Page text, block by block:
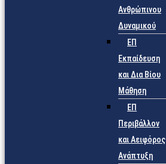
Ανθρώπινου
Δυναμικού
ΕΠ
Εκπαίδευση
και Δια Βίου
Μάθηση
ΕΠ
Περιβάλλον
και Αειφόρος
Ανάπτυξη